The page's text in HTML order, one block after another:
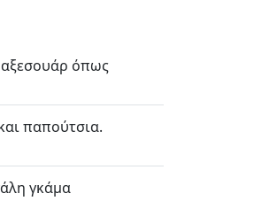
αξεσουάρ όπως
παπούτσια.
γκάμα